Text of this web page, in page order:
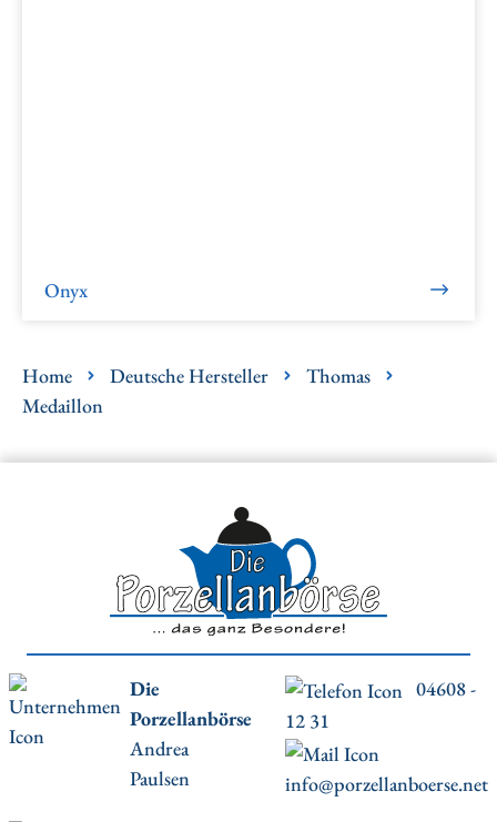
Onyx
Home Deutsche Hersteller
Thomas
Medaillon
Die
Porzellanbörse
Andrea
Paulsen
04608 -
12 31
info@porzellanboerse.net